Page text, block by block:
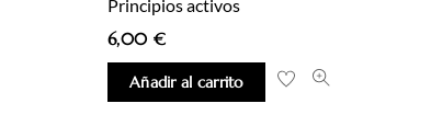
Principios activos
6,00 €
Añadir al carrito